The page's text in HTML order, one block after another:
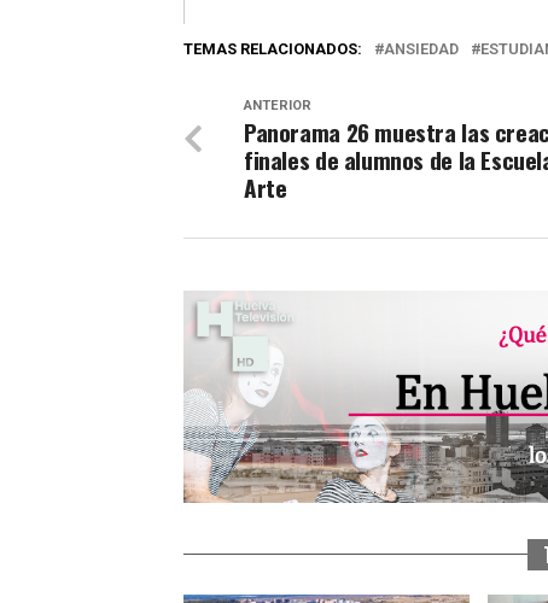
TEMAS RELACIONADOS: ANSIEDAD
ANTERIOR
Panorama 26 muestra las
finales de alumnos de la
Arte